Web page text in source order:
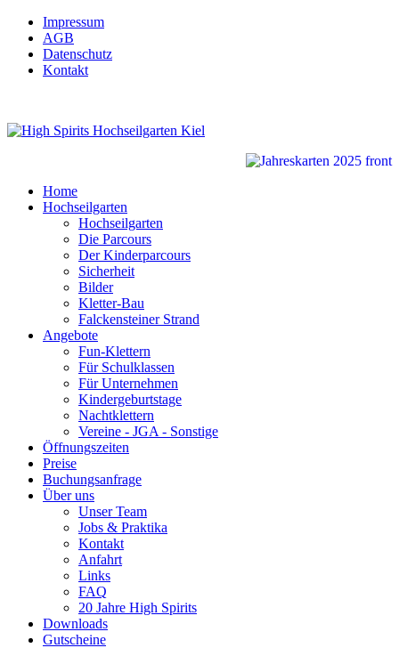
Impressum
AGB
Datenschutz
Kontakt
Home
Hochseilgarten
Hochseilgarten
Die Parcours
Der Kinderparcours
Sicherheit
Bilder
Kletter-Bau
Falckensteiner Strand
Angebote
Fun-Klettern
Für Schulklassen
Für Unternehmen
Kindergeburtstage
Nachtklettern
Vereine - JGA - Sonstige
Öffnungszeiten
Preise
Buchungsanfrage
Über uns
Unser Team
Jobs & Praktika
Kontakt
Anfahrt
Links
FAQ
20 Jahre High Spirits
Downloads
Gutscheine